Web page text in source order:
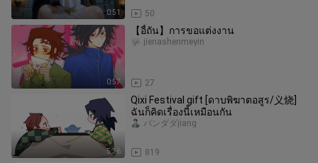
0:51 50
0:57
【อี้ถัน】การขอแต่งงาน
27
jienashenmeyin
5:36
Qixi Festival gift [ดาบพิฆาตอสูร/义烧]
ฉันก็คิดเรื่องนี้เหมือนกัน
819
パンダダjiang